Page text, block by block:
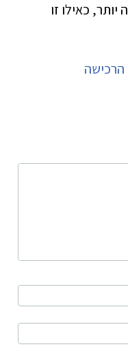
כאילו זו
הרכישה